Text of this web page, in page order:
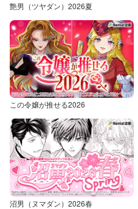
艶男（ツヤダン）2026夏
この令嬢が推せる2026
沼男（ヌマダン）2026春